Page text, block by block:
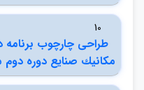
10
طراحي چارچوب
مكانيك صنايع دوره